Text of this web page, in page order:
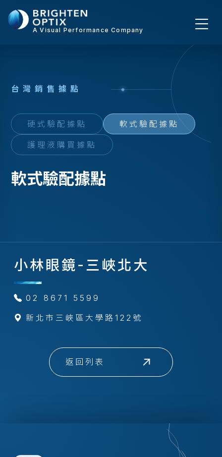
A Visual Performance Company
台灣銷 售據點
硬式驗配據點 軟式驗配據點
護理液購買據點
軟式驗配據點
小林眼鏡-三峽北大
02 8671 5599
新北市三峽區大學路122號
返回列表